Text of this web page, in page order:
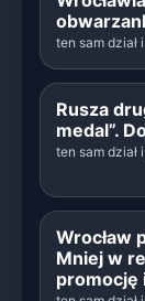
ten sam dział
Rusza
medal”.
ten sam dział
Wrocław
Mniej w
promocję